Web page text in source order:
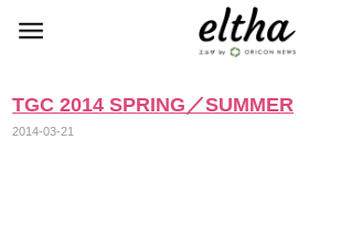
TGC 2014 SPRING／SUMMER
2014-03-21